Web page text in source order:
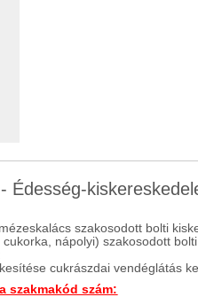
Édesség-
szakosodott bolti
nápolyi) szakosodott
cukrászdai vendéglátás
szakmakód szám: